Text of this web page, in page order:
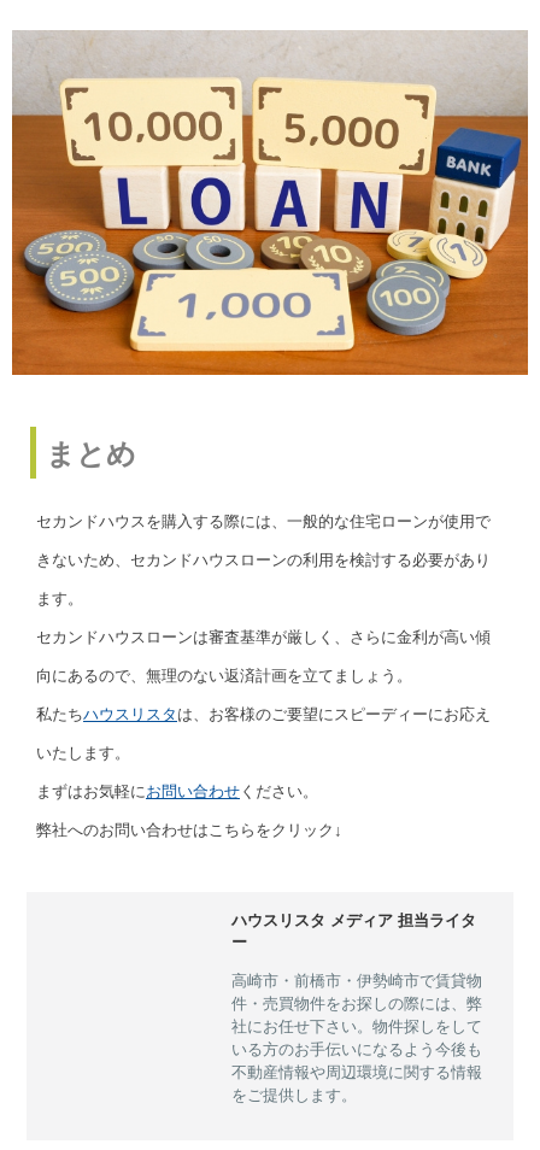
まとめ
セカンドハウスを購入する際には、一般的な住宅ローンが使用で
きないため、セカンドハウスローンの利用を検討する必要があり
ます。
セカンドハウスローンは審査基準が厳しく、さらに金利が高い傾
向にあるので、無理のない返済計画を立てましょう。
私たちハウスリスタ は、お客様のご要望にスピーディーにお応え
いたします。
まずはお気軽に お問い合わせ ください。
弊社へのお問い合わせはこちらをクリック↓
ハウスリスタ メディア 担当ライタ
ー
高崎市・前橋市・伊勢崎市で賃貸物
件・売買物件をお探しの際には、弊
社にお任せ下さい。物件探しをして
いる方のお手伝いになるよう今後も
不動産情報や周辺環境に関する情報
をご提供します。